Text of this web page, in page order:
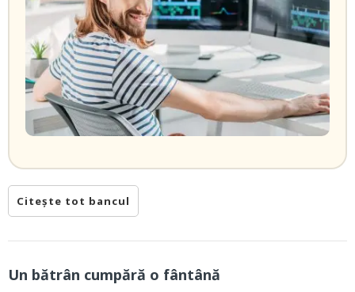
Citește tot bancul
Un bătrân cumpără o fântână